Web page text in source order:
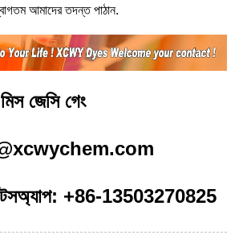
আমাদের তদন্ত পাঠান.
জেসি গেং
+86-13503270825